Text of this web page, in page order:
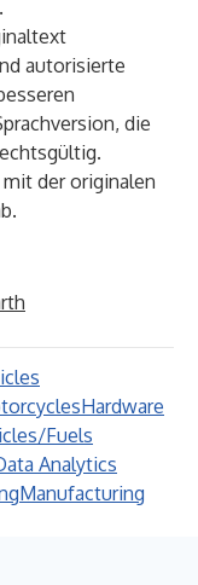
autorisierte
die
der originalen
Hardware
Fuels
Analytics
Manufacturing